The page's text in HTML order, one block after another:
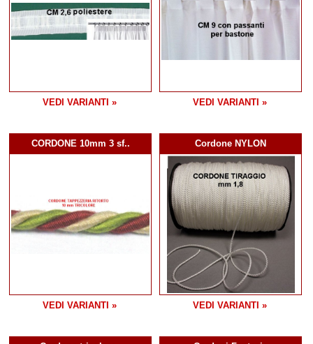
VEDI VARIANTI » VEDI VARIANTI »
CORDONE 10mm 3 sf..
VEDI VARIANTI »
Cordone NYLON
VEDI VARIANTI »